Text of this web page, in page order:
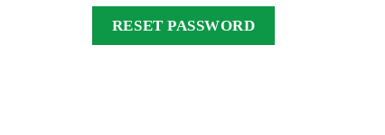
RESET PASSWORD